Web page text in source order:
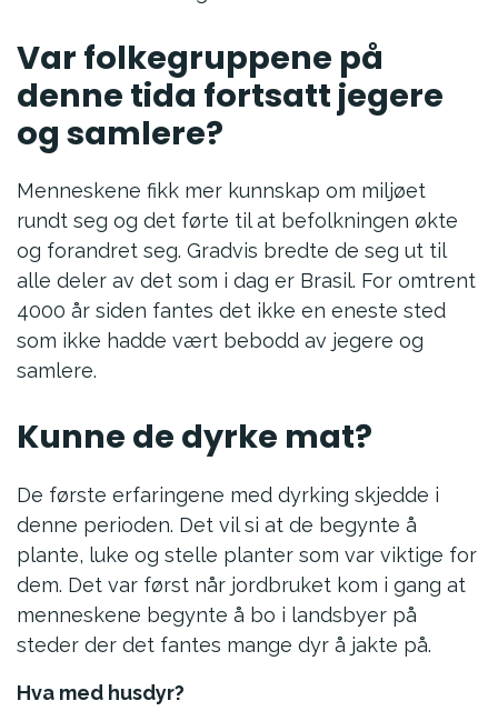
Var folkegruppene på
denne tida fortsatt jegere
og samlere?
Menneskene fikk mer kunnskap om miljøet
rundt seg og det førte til at befolkningen økte
og forandret seg. Gradvis bredte de seg ut til
alle deler av det som i dag er Brasil. For omtrent
4000 år siden fantes det ikke en eneste sted
som ikke hadde vært bebodd av jegere og
samlere.
Kunne de dyrke mat?
De første erfaringene med dyrking skjedde i
denne perioden. Det vil si at de begynte å
plante, luke og stelle planter som var viktige for
dem. Det var først når jordbruket kom i gang at
menneskene begynte å bo i landsbyer på
steder der det fantes mange dyr å jakte på.
Hva med husdyr?